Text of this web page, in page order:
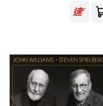
Scott(117)
Gareth
Simon &
Thomson